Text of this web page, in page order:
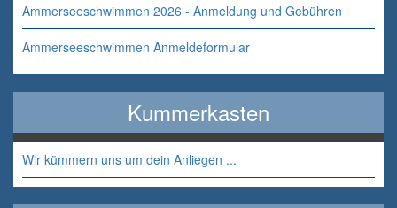
Ammerseeschwimmen 2026 - Anmeldung und Gebühren
Ammerseeschwimmen Anmeldeformular
Kummerkasten
Wir kümmern uns um dein Anliegen ...